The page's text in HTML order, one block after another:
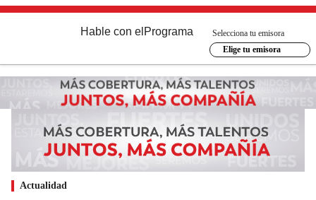
Hable con el Programa
Selecciona tu emisora
Elige tu emisora
Actualidad